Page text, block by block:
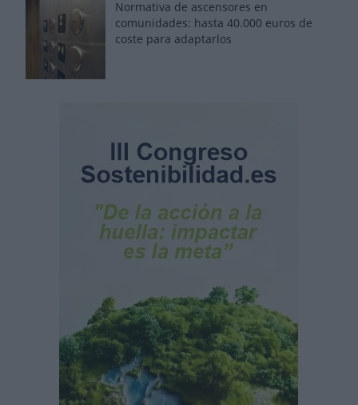
Normativa de ascensores en
comunidades: hasta 40.000 euros de
coste para adaptarlos